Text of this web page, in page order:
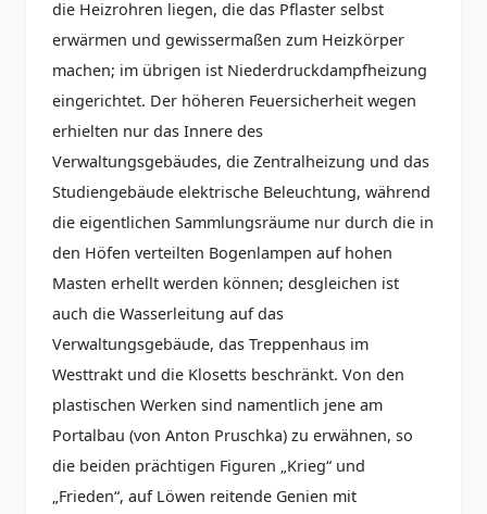
die Heizrohren liegen, die das Pflaster selbst
erwärmen und gewissermaßen zum Heizkörper
machen; im übrigen ist Niederdruckdampfheizung
eingerichtet. Der höheren Feuersicherheit wegen
erhielten nur das Innere des
Verwaltungsgebäudes, die Zentralheizung und das
Studiengebäude elektrische Beleuchtung, während
die eigentlichen Sammlungsräume nur durch die in
den Höfen verteilten Bogenlampen auf hohen
Masten erhellt werden können; desgleichen ist
auch die Wasserleitung auf das
Verwaltungsgebäude, das Treppenhaus im
Westtrakt und die Klosetts beschränkt. Von den
plastischen Werken sind namentlich jene am
Portalbau (von Anton Pruschka) zu erwähnen, so
die beiden prächtigen Figuren „Krieg“ und
„Frieden“, auf Löwen reitende Genien mit